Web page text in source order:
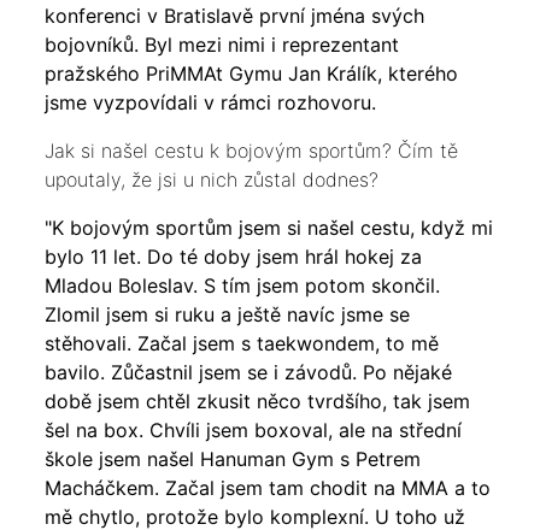
konferenci v Bratislavě první jména svých
bojovníků. Byl mezi nimi i reprezentant
pražského PriMMAt Gymu Jan Králík, kterého
jsme vyzpovídali v rámci rozhovoru.
Jak si našel cestu k bojovým sportům? Čím tě
upoutaly, že jsi u nich zůstal dodnes?
"K bojovým sportům jsem si našel cestu, když mi
bylo 11 let. Do té doby jsem hrál hokej za
Mladou Boleslav. S tím jsem potom skončil.
Zlomil jsem si ruku a ještě navíc jsme se
stěhovali. Začal jsem s taekwondem, to mě
bavilo. Zůčastnil jsem se i závodů. Po nějaké
době jsem chtěl zkusit něco tvrdšího, tak jsem
šel na box. Chvíli jsem boxoval, ale na střední
škole jsem našel Hanuman Gym s Petrem
Macháčkem. Začal jsem tam chodit na MMA a to
mě chytlo, protože bylo komplexní. U toho už